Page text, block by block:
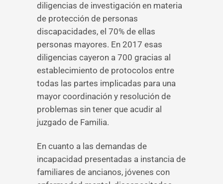
diligencias de investigación en materia
de protección de personas
discapacidades, el 70% de ellas
personas mayores. En 2017 esas
diligencias cayeron a 700 gracias al
establecimiento de protocolos entre
todas las partes implicadas para una
mayor coordinación y resolución de
problemas sin tener que acudir al
juzgado de Familia.
En cuanto a las demandas de
incapacidad presentadas a instancia de
familiares de ancianos, jóvenes con